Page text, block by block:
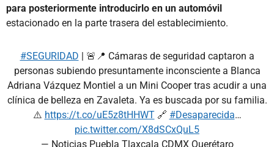
para posteriormente introducirlo en un automóvil
estacionado en la parte trasera del establecimiento.
#SEGURIDAD | 🚨📍 Cámaras de seguridad captaron a
personas subiendo presuntamente inconsciente a Blanca
Adriana Vázquez Montiel a un Mini Cooper tras acudir a una
clínica de belleza en Zavaleta. Ya es buscada por su familia.
⚠️ https://t.co/uE5z8tHHWT🔗 #Desaparecida…
pic.twitter.com/X8dSCxQuL5
— Noticias Puebla Tlaxcala CDMX Querétaro